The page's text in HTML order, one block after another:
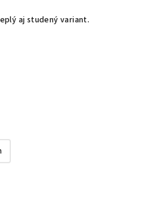
aj studený variant.